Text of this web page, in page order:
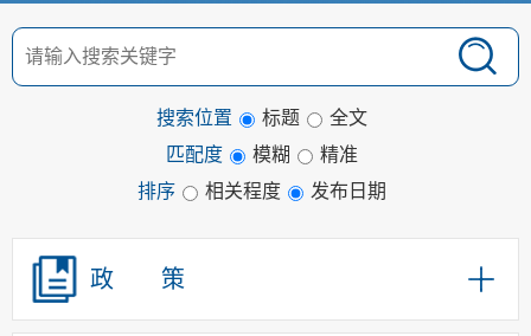
搜索位置 标题
全文
匹配度
模糊
精准
排序
相关程度 发布日期
政 策